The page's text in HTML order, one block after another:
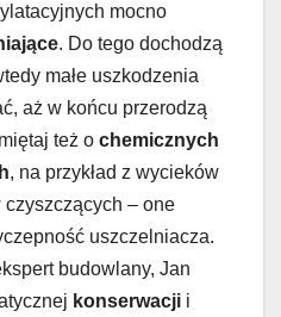
mocno
. Do tego dochodzą
małe uszkodzenia
aż w końcu przerodzą
też o chemicznych
, na przykład z wycieków
– one
uszczelniacza.
budowlany, Jan
konserwacji i